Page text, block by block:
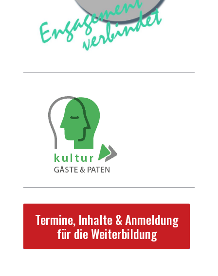
Termine, Inhalte & Anmeldung
für die Weiterbildung